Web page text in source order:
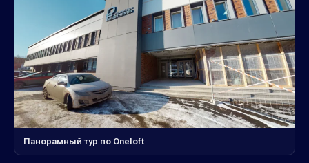
Панорамный тур по Oneloft